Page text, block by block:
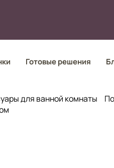
Готовые решения
для ванной комнаты